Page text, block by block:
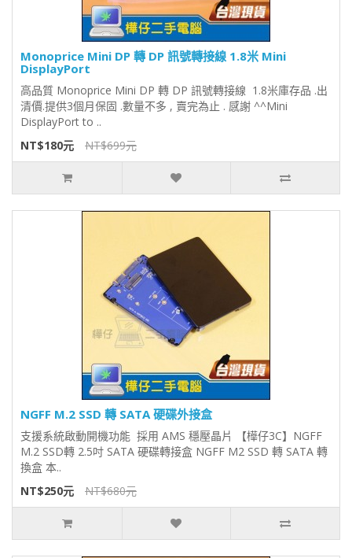
Monoprice Mini DP 轉 DP 訊號轉接線 1.8米 Mini
DisplayPort
高品質 Monoprice Mini DP 轉 DP 訊號轉接線 1.8米庫存品 .出
清價.提供3個月保固 .數量不多 , 賣完為止 . 感謝 ^^Mini
DisplayPort to ..
NT$180元
NT$699元
NGFF M.2 SSD 轉 SATA 硬碟外接盒
支援系統啟動開機功能 採用 AMS 穩壓晶片 【樺仔3C】NGFF
M.2 SSD轉 2.5吋 SATA 硬碟轉接盒 NGFF M2 SSD 轉 SATA 轉
換盒 本..
NT$250元
NT$680元